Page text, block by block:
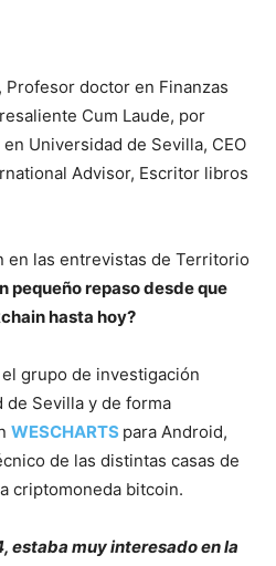
, Profesor doctor en Finanzas
Cum Laude, por
Universidad de Sevilla, CEO
Advisor, Escritor libros
en las entrevistas de Territorio
pequeño repaso desde que
hasta hoy?
grupo de investigación
de Sevilla y de forma
WESCHARTS para Android,
de las distintas casas de
criptomoneda bitcoin.
estaba muy interesado en la